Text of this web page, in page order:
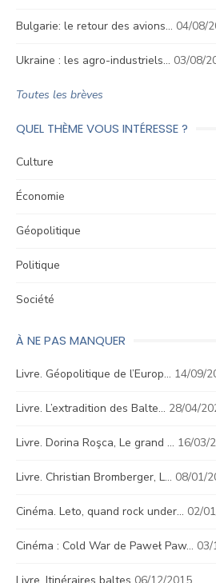
Bulgarie: le retour des avions… 04/08/
Ukraine : les agro-industriels… 03/08/
Toutes les brèves
QUEL THÈME VOUS INTÉRESSE ?
Culture
Économie
Géopolitique
Politique
Société
À NE PAS MANQUER
Livre. Géopolitique de l’Europ… 14/09/
Livre. L’extradition des Balte… 28/04/
Livre. Dorina Roşca, Le grand … 16/03/
Livre. Christian Bromberger, L… 08/01/
Cinéma. Leto, quand rock under… 02/
Cinéma : Cold War de Paweł Paw…